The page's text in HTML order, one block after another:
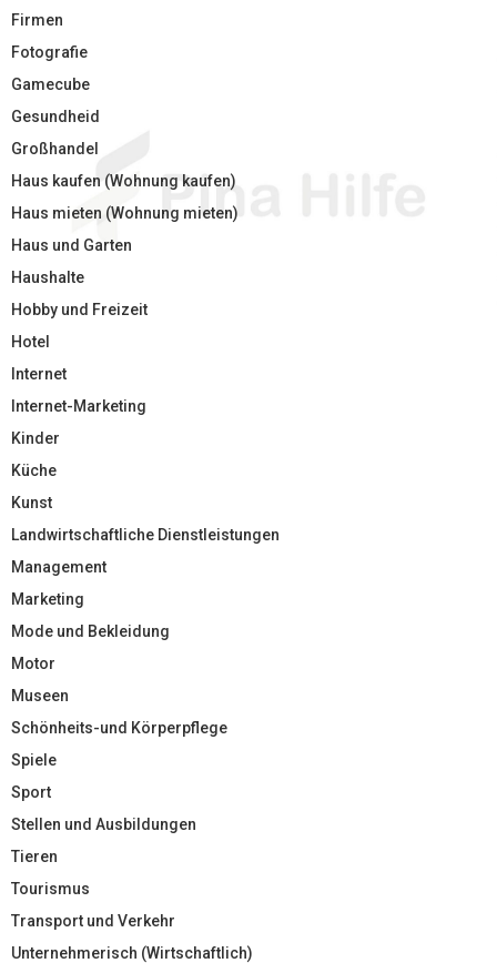
Firmen
Fotografie
Gamecube
Gesundheid
Großhandel
Haus kaufen (Wohnung kaufen)
Haus mieten (Wohnung mieten)
Haus und Garten
Haushalte
Hobby und Freizeit
Hotel
Internet
Internet-Marketing
Kinder
Küche
Kunst
Landwirtschaftliche Dienstleistungen
Management
Marketing
Mode und Bekleidung
Motor
Museen
Schönheits-und Körperpflege
Spiele
Sport
Stellen und Ausbildungen
Tieren
Tourismus
Transport und Verkehr
Unternehmerisch (Wirtschaftlich)